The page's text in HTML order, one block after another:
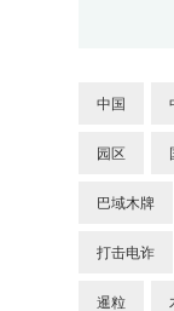
中国
园区
巴域木牌
打击电诈
暹粒